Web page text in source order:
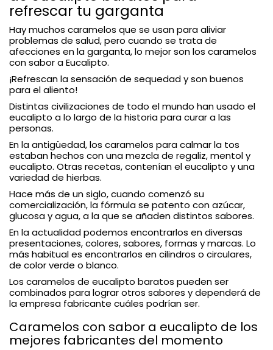
refrescar tu garganta
Hay muchos caramelos que se usan para aliviar
problemas de salud, pero cuando se trata de
afecciones en la garganta, lo mejor son los caramelos
con sabor a Eucalipto.
¡Refrescan la sensación de sequedad y son buenos
para el aliento!
Distintas civilizaciones de todo el mundo han usado el
eucalipto a lo largo de la historia para curar a las
personas.
En la antigüedad, los caramelos para calmar la tos
estaban hechos con una mezcla de regaliz, mentol y
eucalipto. Otras recetas, contenían el eucalipto y una
variedad de hierbas.
Hace más de un siglo, cuando comenzó su
comercialización, la fórmula se patento con azúcar,
glucosa y agua, a la que se añaden distintos sabores.
En la actualidad podemos encontrarlos en diversas
presentaciones, colores, sabores, formas y marcas. Lo
más habitual es encontrarlos en cilindros o circulares,
de color verde o blanco.
Los caramelos de eucalipto baratos pueden ser
combinados para lograr otros sabores y dependerá de
la empresa fabricante cuáles podrían ser.
Caramelos con sabor a eucalipto de los
mejores fabricantes del momento